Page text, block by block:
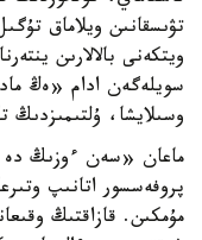
تۋىسقانىن ويلاماق
ويتكەنى بالالارىن
سويلەگەن ادام «ەڭ
وسىلايشا، ۇلتىمىزدىڭ
ماعان «سەن ءوزىڭ دە
پروفەسسور اتانىپ
مۇمكىن. قازاقتىڭ